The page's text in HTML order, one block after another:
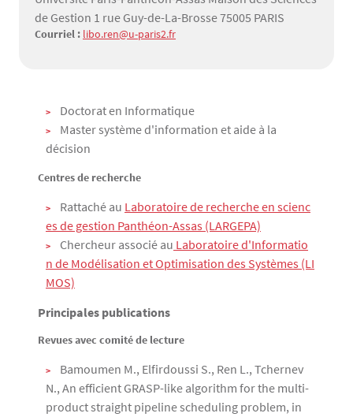
de Gestion 1 rue Guy-de-La-Brosse 75005 PARIS
Courriel : libo.ren@u-paris2.fr
TexteDoctorat en Informatique
Master système d'information et aide à la
décision
Centres de recherche
Rattaché au Laboratoire de recherche en scienc
es de gestion Panthéon-Assas (LARGEPA)
Chercheur associé au Laboratoire d'Informatio
n de Modélisation et Optimisation des Systèmes (LI
MOS)
Principales publications
Revues avec comité de lecture
Bamoumen M., Elfirdoussi S., Ren L., Tchernev
N., An efficient GRASP-like algorithm for the multi-
product straight pipeline scheduling problem, in